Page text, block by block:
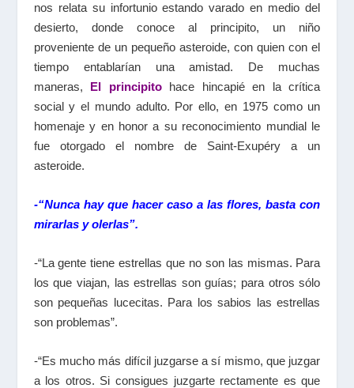
nos relata su infortunio estando varado en medio del
desierto, donde conoce al principito, un niño
proveniente de un pequeño asteroide, con quien con el
tiempo entablarían una amistad. De muchas
maneras, El principitohace hincapié en la crítica
social y el mundo adulto. Por ello, en 1975 como un
homenaje y en honor a su reconocimiento mundial le
fue otorgado el nombre de Saint-Exupéry a un
asteroide.
-“Nunca hay que hacer caso a las flores, basta con
mirarlas y olerlas”.
-“La gente tiene estrellas que no son las mismas. Para
los que viajan, las estrellas son guías; para otros sólo
son pequeñas lucecitas. Para los sabios las estrellas
son problemas”.
-“Es mucho más difícil juzgarse a sí mismo, que juzgar
a los otros. Si consigues juzgarte rectamente es que